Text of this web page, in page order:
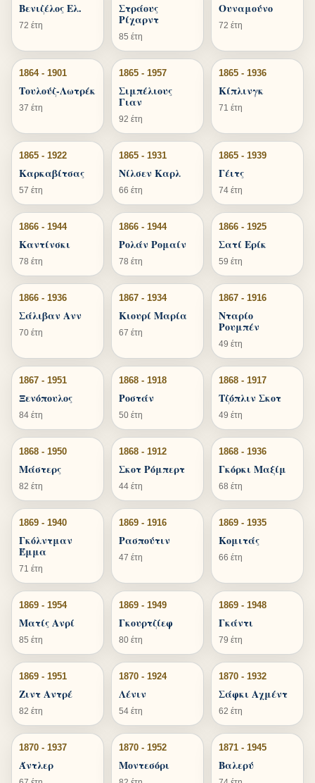
Βενιζέλος Ελ.
72 έτη
Στράους
Ρίχαρντ
85 έτη
Ουναμούνο
72 έτη
1864 - 1901
Τουλούζ-Λωτρέκ
37 έτη
1865 - 1957
Σιμπέλιους
Γιαν
92 έτη
1865 - 1936
Κίπλινγκ
71 έτη
1865 - 1922
Καρκαβίτσας
57 έτη
1865 - 1931
Νίλσεν Καρλ
66 έτη
1865 - 1939
Γέιτς
74 έτη
1866 - 1944
Καντίνσκι
78 έτη
1866 - 1944
Ρολάν Ρομαίν
78 έτη
1866 - 1925
Σατί Ερίκ
59 έτη
1866 - 1936
Σάλιβαν Ανν
70 έτη
1867 - 1934
Κιουρί Μαρία
67 έτη
1867 - 1916
Νταρίο
Ρουμπέν
49 έτη
1867 - 1951
Ξενόπουλος
84 έτη
1868 - 1918
Ροστάν
50 έτη
1868 - 1917
Τζόπλιν Σκοτ
49 έτη
1868 - 1950
Μάστερς
82 έτη
1868 - 1912
Σκοτ Ρόμπερτ
44 έτη
1868 - 1936
Γκόρκι Μαξίμ
68 έτη
1869 - 1940
Γκόλντμαν
Έμμα
71 έτη
1869 - 1916
Ρασπούτιν
47 έτη
1869 - 1935
Κομιτάς
66 έτη
1869 - 1954
Ματίς Ανρί
85 έτη
1869 - 1949
Γκουρτζίεφ
80 έτη
1869 - 1948
Γκάντι
79 έτη
1869 - 1951
Ζιντ Αντρέ
82 έτη
1870 - 1924
Λένιν
54 έτη
1870 - 1932
Σάφκι Αχμέντ
62 έτη
1870 - 1937
Άντλερ
1870 - 1952
Μοντεσόρι
1871 - 1945
Βαλερύ